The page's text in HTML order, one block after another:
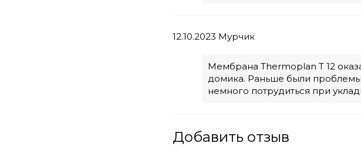
12.10.2023 Мурчик
Мембрана Thermoplan T 12
домика. Раньше были проблемы
немного потрудиться при
Добавить отзыв